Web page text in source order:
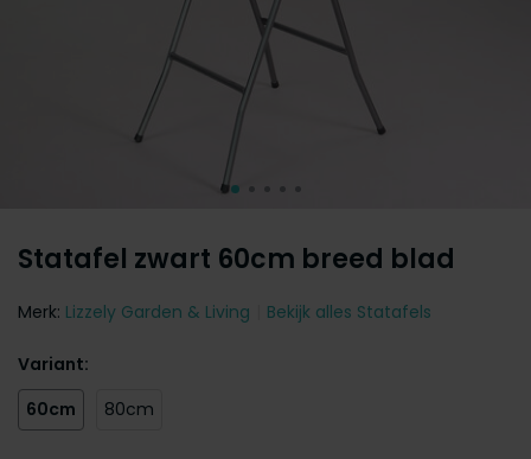
Statafel zwart 60cm breed blad
Merk: Lizzely Garden & Living Bekijk alles Statafels
Variant:
60cm
80cm